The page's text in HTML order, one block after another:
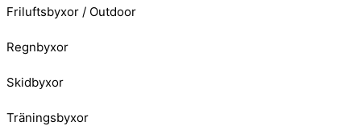
Friluftsbyxor / Outdoor
Regnbyxor
Skidbyxor
Träningsbyxor